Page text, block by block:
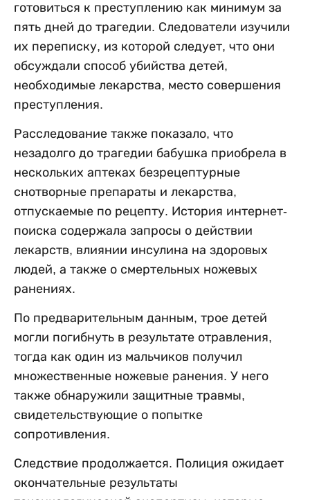
готовиться к преступлению как минимум за
пять дней до трагедии. Следователи изучили
их переписку, из которой следует, что они
обсуждали способ убийства детей,
необходимые лекарства, место совершения
преступления.
Расследование также показало, что
незадолго до трагедии бабушка приобрела в
нескольких аптеках безрецептурные
снотворные препараты и лекарства,
отпускаемые по рецепту. История интернет-
поиска содержала запросы о действии
лекарств, влиянии инсулина на здоровых
людей, а также о смертельных ножевых
ранениях.
По предварительным данным, трое детей
могли погибнуть в результате отравления,
тогда как один из мальчиков получил
множественные ножевые ранения. У него
также обнаружили защитные травмы,
свидетельствующие о попытке
сопротивления.
Следствие продолжается. Полиция ожидает
окончательные результаты